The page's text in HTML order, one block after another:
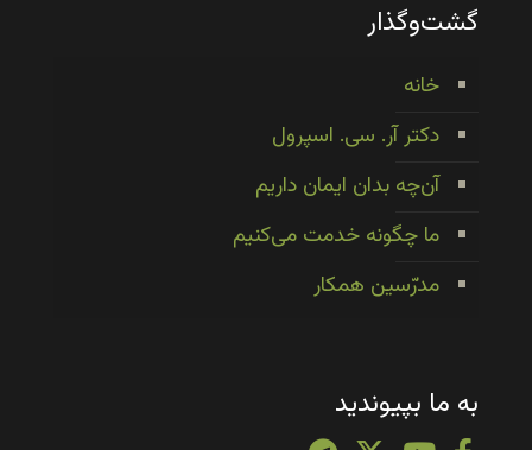
گشت‌وگذار
خانه
دکتر آر. سی. اسپرول
آن‌چه بدان ایمان داریم
ما چگونه خدمت می‌کنیم
مدرّسین همکار
به ما بپیوندید